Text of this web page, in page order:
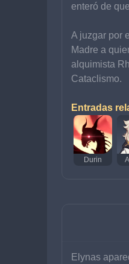
enteró de
A juzgar por
Madre a
alquimista
Cataclismo.
Entradas
Durin
Elynas